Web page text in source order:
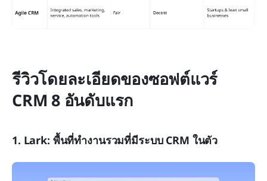
รีวิวโดยละเอียดของซอฟต์แวร์
CRM 8 อันดับแรก
1. Lark: พื้นที่ทำงานรวมที่มีระบบ CRM ในตัว